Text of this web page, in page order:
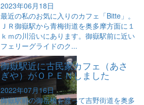
2023年06月18日
最近の私のお気に入りのカフェ「Bitte」。
ＪＲ御嶽駅から青梅街道を奥多摩方面に１
ｋｍの川沿いにあります。御嶽駅前に近い
フェリーグライドのク...
御嶽駅近に古民家カフェ（あさ
ぎや）がＯＰＥＮしました
2022年07月16日
御嶽駅前の御岳橋を渡って吉野街道を奥多